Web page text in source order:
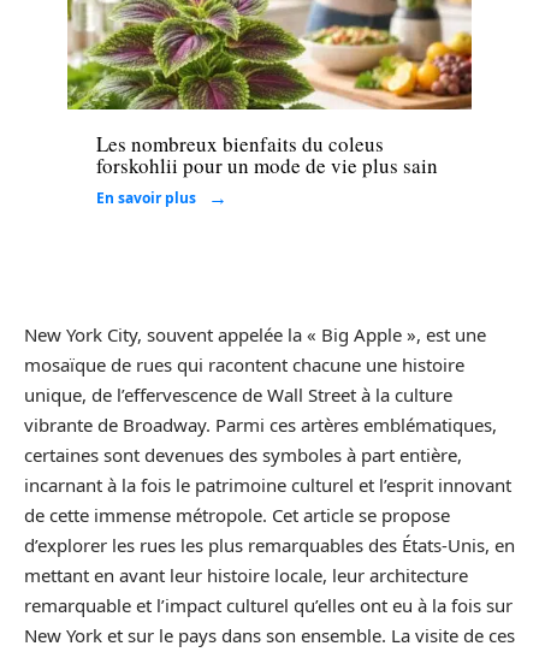
Santé
Les nombreux bienfaits du coleus
forskohlii pour un mode de vie plus sain
En savoir plus
New York City, souvent appelée la « Big Apple », est une
mosaïque de rues qui racontent chacune une histoire
unique, de l’effervescence de Wall Street à la culture
vibrante de Broadway. Parmi ces artères emblématiques,
certaines sont devenues des symboles à part entière,
incarnant à la fois le patrimoine culturel et l’esprit innovant
de cette immense métropole. Cet article se propose
d’explorer les rues les plus remarquables des États-Unis, en
mettant en avant leur histoire locale, leur architecture
remarquable et l’impact culturel qu’elles ont eu à la fois sur
New York et sur le pays dans son ensemble. La visite de ces